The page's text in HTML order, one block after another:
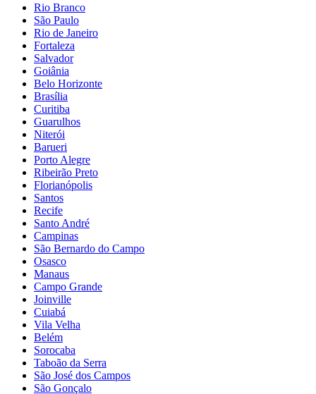
Rio Branco
São Paulo
Rio de Janeiro
Fortaleza
Salvador
Goiânia
Belo Horizonte
Brasília
Curitiba
Guarulhos
Niterói
Barueri
Porto Alegre
Ribeirão Preto
Florianópolis
Santos
Recife
Santo André
Campinas
São Bernardo do Campo
Osasco
Manaus
Campo Grande
Joinville
Cuiabá
Vila Velha
Belém
Sorocaba
Taboão da Serra
São José dos Campos
São Gonçalo